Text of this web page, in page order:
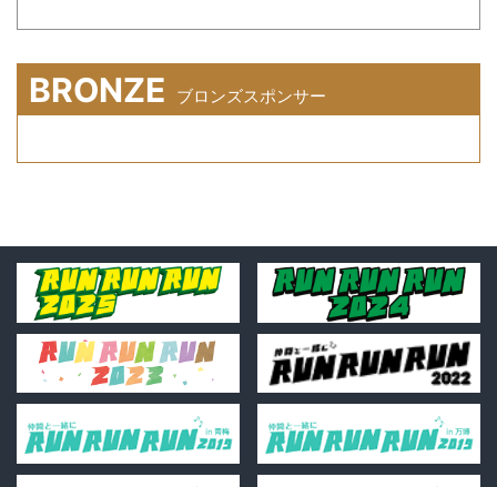
BRONZE ブロンズスポンサー